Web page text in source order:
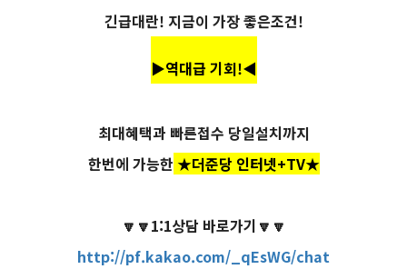
긴급대란! 지금이 가장 좋은조건!
▶역대급 기회!◀
최대혜택과 빠른접수 당일설치까지
한번에 가능한 ★더준당 인터넷+TV★
🔽🔽1:1상담 바로가기🔽🔽
http://pf.kakao.com/_qEsWG/chat